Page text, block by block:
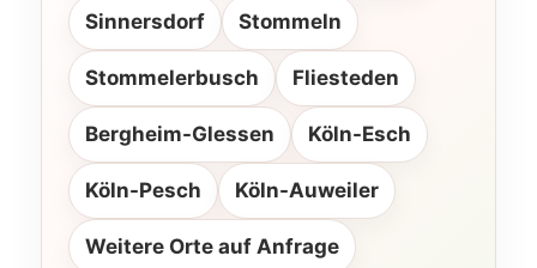
Sinnersdorf Stommeln
Stommelerbusch Fliesteden
Bergheim-Glessen Köln-Esch
Köln-Pesch Köln-Auweiler
Weitere Orte auf Anfrage